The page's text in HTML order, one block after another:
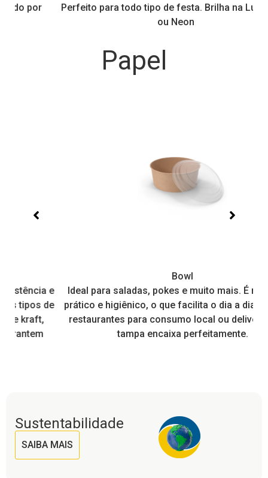
Perfeito para todo tipo de festa. Brilha na Luz Negra
Papel
Ideal para saladas, pokes e muito mais. É resistente,
prático e higiênico, o que facilita o dia a dia de muitos
restaurantes para consumo local ou delivery, pois a
tampa encaixa perfeitamente.
Sustentabilidade
SAIBA MAIS